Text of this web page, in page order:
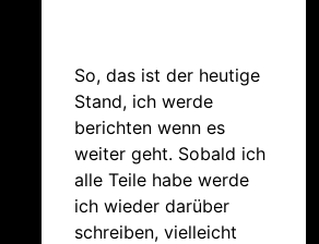
So, das ist der heutige
Stand, ich werde
berichten wenn es
weiter geht. Sobald ich
alle Teile habe werde
ich wieder darüber
schreiben, vielleicht